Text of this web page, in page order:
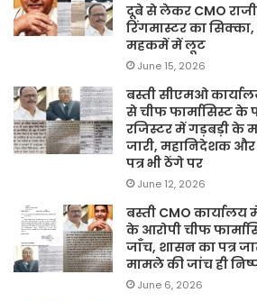
दूबे से लेकर CMO
रिंगमास्टर का
महकमें में लूट
June 15, 2026
बस्ती सीएमओ
से चीफ फार्मासिस्ट के
रजिस्टर में गड़बड़ी के
जारी, महानिदेशक
पत्र भी ठेंगे पर
June 12, 2026
बस्ती CMO कार्यालय
के आरोपी चीफ
जाँच, शासन का पत्र
मामले की जांच ही
June 6, 2026